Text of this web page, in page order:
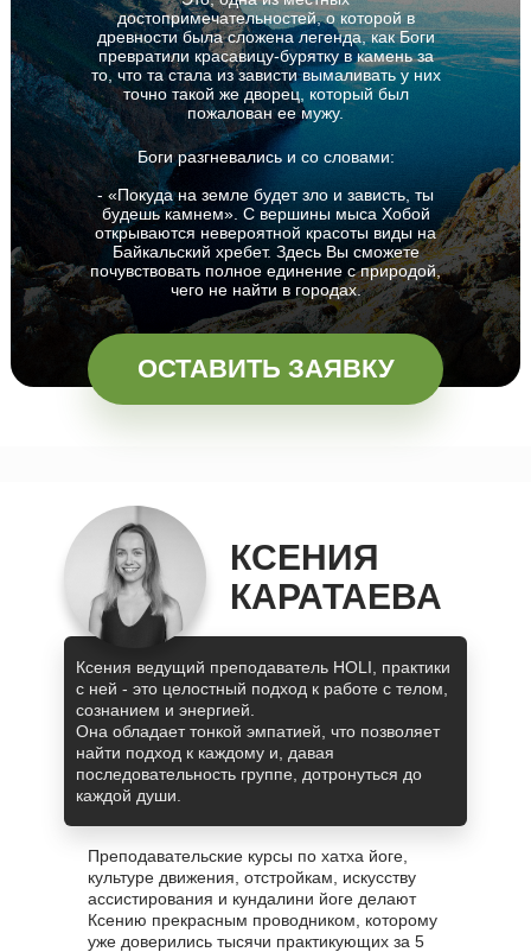
достопримечательностей, о которой в
древности была сложена легенда, как Боги
превратили красавицу-бурятку в камень за
то, что та стала из зависти вымаливать у них
точно такой же дворец, который был
пожалован ее мужу.
ОСТАВИТЬ ЗАЯВКУ
Боги разгневались и со словами:
- «Покуда на земле будет зло и зависть, ты
будешь камнем». С вершины мыса Хобой
открываются невероятной красоты виды на
Байкальский хребет. Здесь Вы сможете
почувствовать полное единение с природой,
чего не найти в городах.
Преподавательские курсы по хатха йоге,
культуре движения, отстройкам, искусству
ассистирования и кундалини йоге делают
Ксению прекрасным проводником, которому
уже доверились тысячи практикующих за 5
Ксения ведущий преподаватель HOLI, практики
с ней - это целостный подход к работе с телом,
сознанием и энергией.
Она обладает тонкой эмпатией, что позволяет
найти подход к каждому и, давая
последовательность группе, дотронуться до
каждой души.
КСЕНИЯ
КАРАТАЕВА